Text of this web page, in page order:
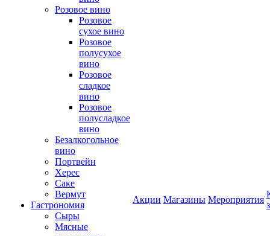
Розовое вино
Розовое
сухое вино
Розовое
полусухое
вино
Розовое
сладкое
вино
Розовое
полусладкое
вино
Безалкогольное
вино
Портвейн
Херес
Саке
Вермут
Гастрономия
Сыры
Мясные
Акции Магазины Мероприятия